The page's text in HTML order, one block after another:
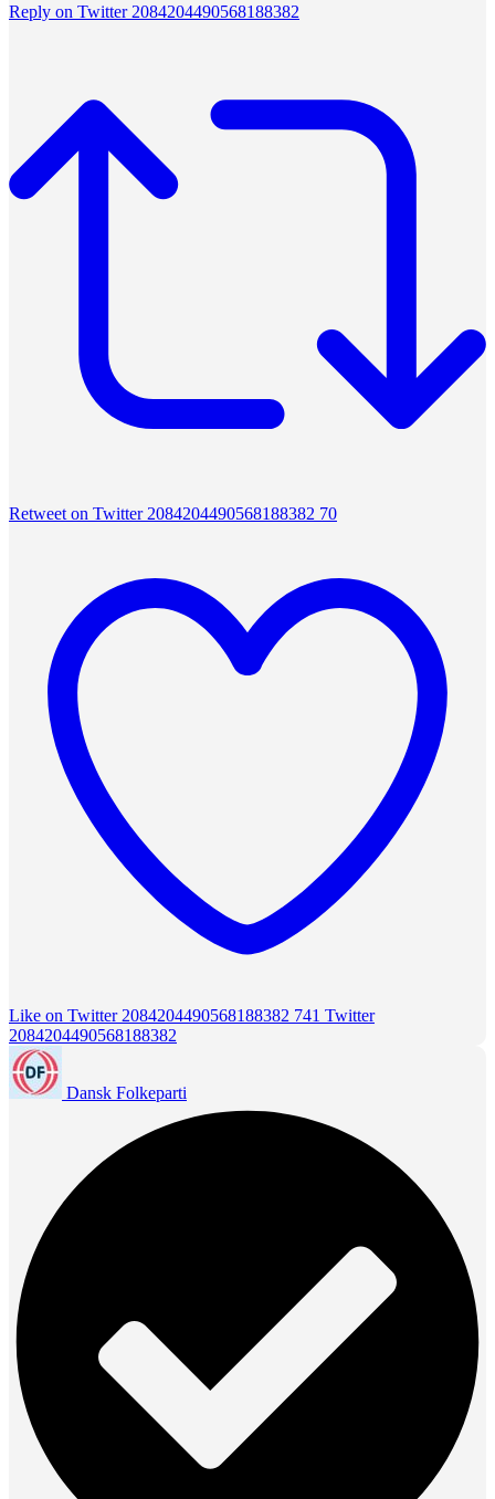
Reply on Twitter 2084204490568188382
Retweet on Twitter 2084204490568188382 70
Like on Twitter 2084204490568188382 741 Twitter
2084204490568188382
Dansk Folkeparti